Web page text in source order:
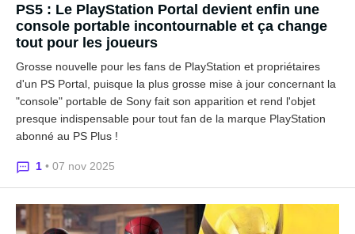
PS5 : Le PlayStation Portal devient enfin une
console portable incontournable et ça change
tout pour les joueurs
Grosse nouvelle pour les fans de PlayStation et propriétaires
d'un PS Portal, puisque la plus grosse mise à jour concernant la
"console" portable de Sony fait son apparition et rend l'objet
presque indispensable pour tout fan de la marque PlayStation
abonné au PS Plus !
1 • 07 nov 2025